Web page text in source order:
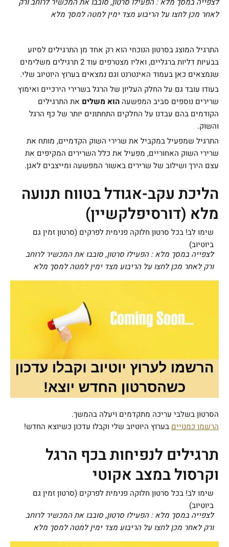
לאחר מכן לחצו על הריבוע מצד ימין למטה למסך מלא
התרגיל המוצג בסרטון הנוכחי הוא רק אחד מן התרגילים לסיוע
בבעיות דליות ברגליים, ואליו מצטרפים עוד 2 תרגילים משלימים
שנמצאים כאן בעמוד האינטרנט וגם נמצאים בערוץ היוטיוב שלי.
בעודו עובד גם על החלק העליון של הרגל בשרירי הירכיים ואימוץ
שרירים נוספים סביב המפשעה הוא משלים את התרגילים
הקודמים בהם עבדנו על החלקים התחתונים יותר של כף הרגל
והשוק.
התרגיל שמפעיל במקביל את שרירי השוק הקדמיים, מותח את
שרירי השוק האחוריים, מפעיל את כלל השרירים המקיפים את
עצם הירך ושילוב של שרירים באשור המפשעה ומייצבים לאגן.
הליכת עקב-אגודל בטווח תנועה
מלא (דורסיפלקשיין)
שימו לב! בכל סרטון חלוקה פנימית לפרקים (סרטון זמין גם
ביוטיוב)
לצפייה במסך מלא : הפעילו סרטון, סובבו את המכשיר לרוחב
ורק לאחר מכן לחצו על הריבוע מצד ימין למטה למסך מלא
הסרטון בשלבי עריכה מתקדמים ויעלה בהמשך.
הרשמו כמנויים בערוץ היוטיוב שלי וקבלו עדכון כשיוצא החדש!
תרגילים לנפיחות בכף הרגל
וקרסול במצב אקוטי
שימו לב! בכל סרטון חלוקה פנימית לפרקים (סרטון זמין גם
ביוטיוב)
לצפייה במסך מלא : הפעילו סרטון, סובבו את המכשיר לרוחב
ורק לאחר מכן לחצו על הריבוע מצד ימין למטה למסך מלא